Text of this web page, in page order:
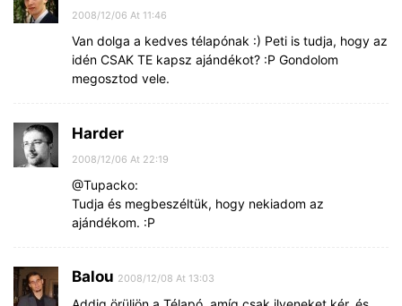
2008/12/06 At 11:46
Van dolga a kedves télapónak :) Peti is tudja, hogy az
idén CSAK TE kapsz ajándékot? :P Gondolom
megosztod vele.
Harder
2008/12/06 At 22:19
@Tupacko:
Tudja és megbeszéltük, hogy nekiadom az
ajándékom. :P
Balou 2008/12/08 At 13:03